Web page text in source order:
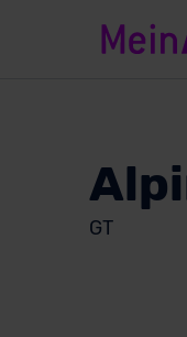
GT